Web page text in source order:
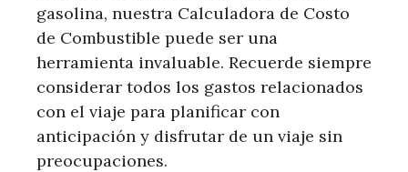
gasolina, nuestra Calculadora de Costo
de Combustible puede ser una
herramienta invaluable. Recuerde siempre
considerar todos los gastos relacionados
con el viaje para planificar con
anticipación y disfrutar de un viaje sin
preocupaciones.